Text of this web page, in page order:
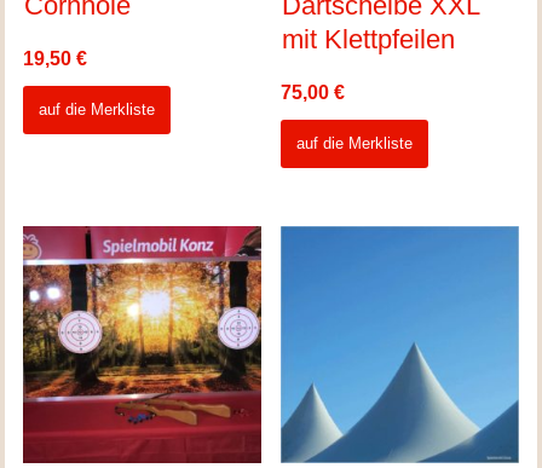
19,50€
auf die Merkliste
mit Klettpfeilen
75,00€
auf die Merkliste